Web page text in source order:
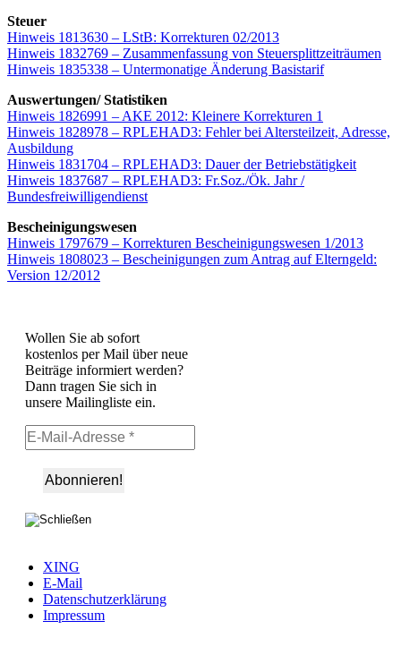
Steuer
Hinweis 1813630 – LStB: Korrekturen 02/2013
Hinweis 1832769 – Zusammenfassung von Steuersplittzeiträumen
Hinweis 1835338 – Untermonatige Änderung Basistarif
Auswertungen/ Statistiken
Hinweis 1826991 – AKE 2012: Kleinere Korrekturen 1
Hinweis 1828978 – RPLEHAD3: Fehler bei Altersteilzeit, Adresse,
Ausbildung
Hinweis 1831704 – RPLEHAD3: Dauer der Betriebstätigkeit
Hinweis 1837687 – RPLEHAD3: Fr.Soz./Ök. Jahr /
Bundesfreiwilligendienst
Bescheinigungswesen
Hinweis 1797679 – Korrekturen Bescheinigungswesen 1/2013
Hinweis 1808023 – Bescheinigungen zum Antrag auf Elterngeld:
Version 12/2012
Wollen Sie ab sofort
kostenlos per Mail über neue
Beiträge informiert werden?
Dann tragen Sie sich in
unsere Mailingliste ein.
XING
E-Mail
Datenschutzerklärung
Impressum